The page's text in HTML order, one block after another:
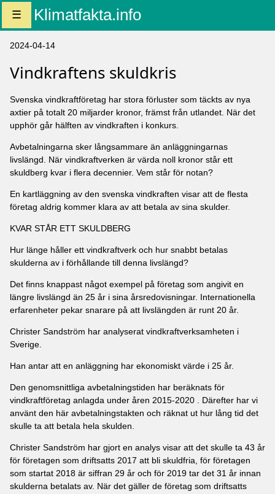
☰ Klimatfakta.info
2024-04-14
Vindkraftens skuldkris
Svenska vindkraftföretag har stora förluster som täckts av nya
axtier på totalt 20 miljarder kronor, främst från utlandet. När det
upphör går hälften av vindkraften i konkurs.
Avbetalningarna sker långsammare än anläggningarnas
livslängd. När vindkraftverken är värda noll kronor står ett
skuldberg kvar i flera decennier. Vem står för notan?
En kartläggning av den svenska vindkraften visar att de flesta
företag aldrig kommer klara av att betala av sina skulder.
KVAR STÅR ETT SKULDBERG
Hur länge håller ett vindkraftverk och hur snabbt betalas
skulderna av i förhållande till denna livslängd?
Det finns knappast något exempel på företag som angivit en
längre livslängd än 25 år i sina årsredovisningar. Internationella
erfarenheter pekar snarare på att livslängden är runt 20 år.
Christer Sandström har analyserat vindkraftverksamheten i
Sverige.
Han antar att en anläggning har ekonomiskt värde i 25 år.
Den genomsnittliga avbetalningstiden har beräknats för
vindkraftföretag anlagda under åren 2015-2020 . Därefter har vi
använt den här avbetalningstakten och räknat ut hur lång tid det
skulle ta att betala hela skulden.
Christer Sandström har gjort en analys visar att det skulle ta 43 år
för företagen som driftsatts 2017 att bli skuldfria, för företagen
som startat 2018 är siffran 29 år och för 2019 tar det 31 år innan
skulderna betalats av. När det gäller de företag som driftsatts